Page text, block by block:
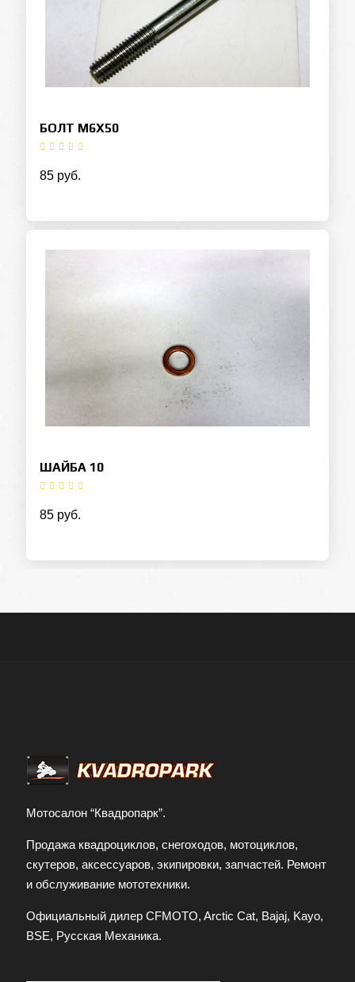
БОЛТ М6Х50
85 руб.
ШАЙБА 10
85 руб.
Мотосалон “Квадропарк”.
Продажа квадроциклов, снегоходов, мотоциклов,
скутеров, аксессуаров, экипировки, запчастей. Ремонт
и обслуживание мототехники.
Официальный дилер CFMOTO, Arctic Cat, Bajaj, Kayo,
BSE, Русская Механика.